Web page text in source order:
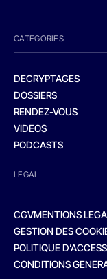
CATEGORIES
DECRYPTAGES
DOSSIERS
RENDEZ-VOUS
VIDEOS
PODCASTS
LEGAL
CGVMENTIONS
GESTION DES
POLITIQUE
CONDITIONS